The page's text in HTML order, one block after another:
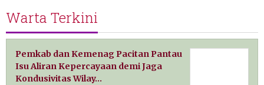
Warta Terkini
Pemkab dan Kemenag Pacitan Pantau
Isu Aliran Kepercayaan demi Jaga
Kondusivitas Wilay…